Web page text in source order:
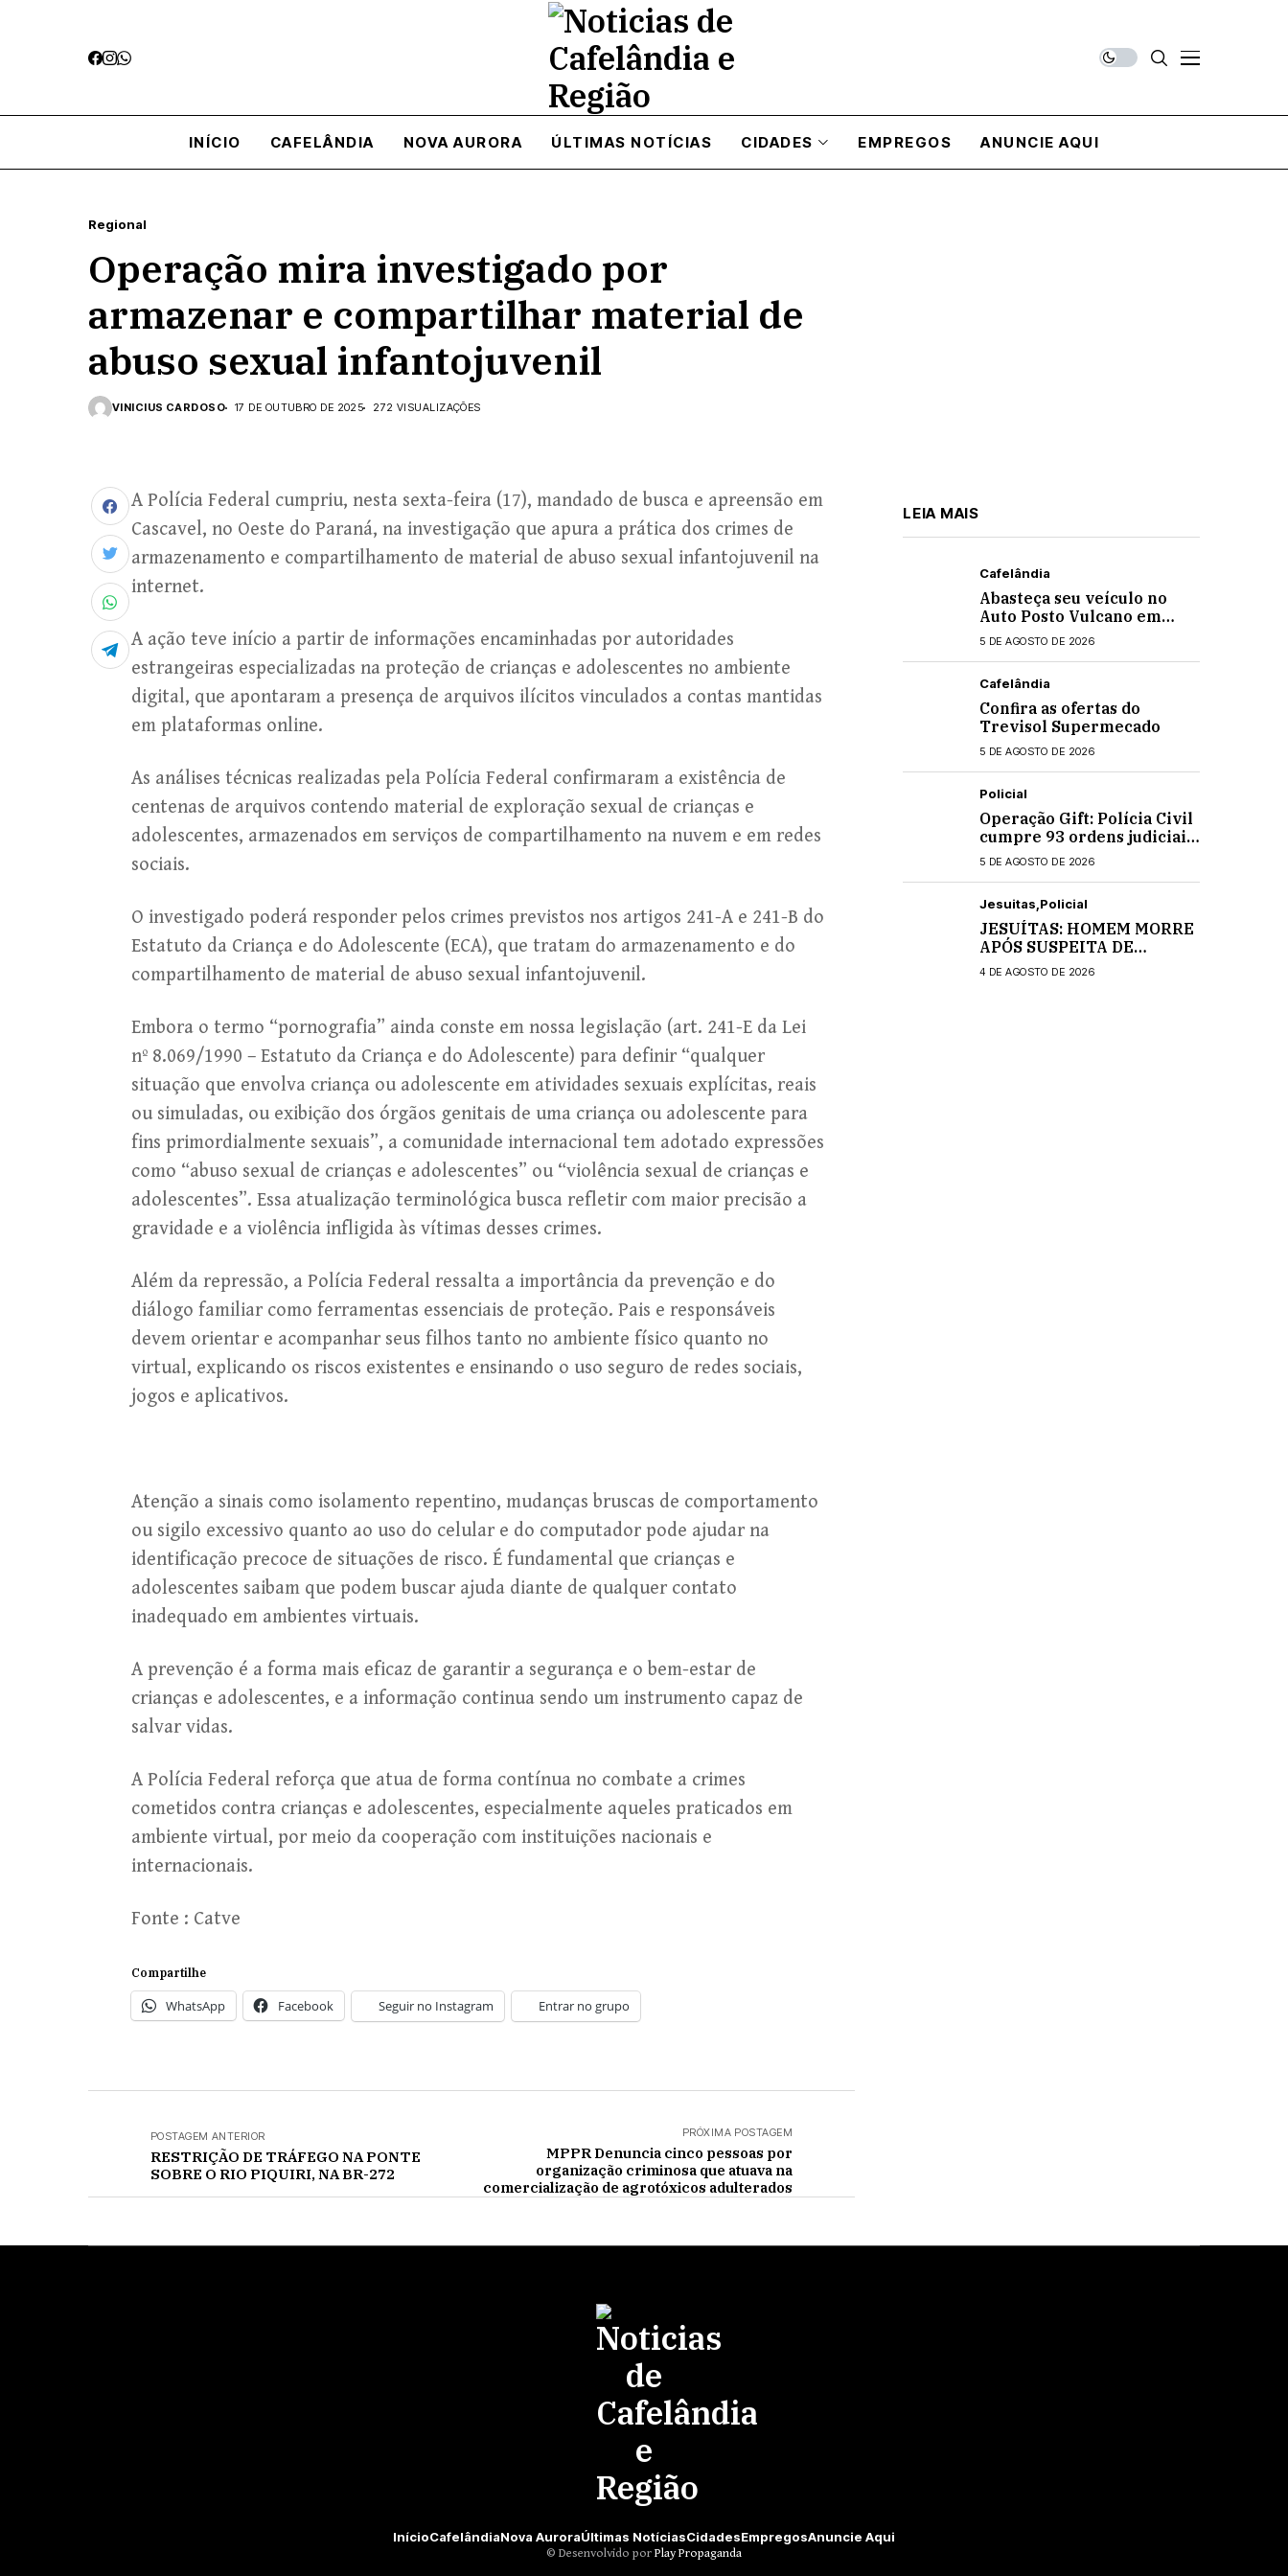
INÍCIO CAFELÂNDIA NOVA AURORA ÚLTIMAS NOTÍCIAS CIDADES EMPREGOS ANUNCIE AQUI
Regional
Operação mira investigado por
armazenar e compartilhar material de
abuso sexual infantojuvenil
VINICIUS CARDOSO 17 DE OUTUBRO DE 2025 272 VISUALIZAÇÕES
A Polícia Federal cumpriu, nesta sexta-feira (17), mandado de busca e apreensão em
Cascavel, no Oeste do Paraná, na investigação que apura a prática dos crimes de
armazenamento e compartilhamento de material de abuso sexual infantojuvenil na
internet.
A ação teve início a partir de informações encaminhadas por autoridades
estrangeiras especializadas na proteção de crianças e adolescentes no ambiente
digital, que apontaram a presença de arquivos ilícitos vinculados a contas mantidas
em plataformas online.
As análises técnicas realizadas pela Polícia Federal confirmaram a existência de
centenas de arquivos contendo material de exploração sexual de crianças e
adolescentes, armazenados em serviços de compartilhamento na nuvem e em redes
sociais.
O investigado poderá responder pelos crimes previstos nos artigos 241-A e 241-B do
Estatuto da Criança e do Adolescente (ECA), que tratam do armazenamento e do
compartilhamento de material de abuso sexual infantojuvenil.
Embora o termo “pornografia” ainda conste em nossa legislação (art. 241-E da Lei
nº 8.069/1990 – Estatuto da Criança e do Adolescente) para definir “qualquer
situação que envolva criança ou adolescente em atividades sexuais explícitas, reais
ou simuladas, ou exibição dos órgãos genitais de uma criança ou adolescente para
fins primordialmente sexuais”, a comunidade internacional tem adotado expressões
como “abuso sexual de crianças e adolescentes” ou “violência sexual de crianças e
adolescentes”. Essa atualização terminológica busca refletir com maior precisão a
gravidade e a violência infligida às vítimas desses crimes.
Além da repressão, a Polícia Federal ressalta a importância da prevenção e do
diálogo familiar como ferramentas essenciais de proteção. Pais e responsáveis
devem orientar e acompanhar seus filhos tanto no ambiente físico quanto no
virtual, explicando os riscos existentes e ensinando o uso seguro de redes sociais,
jogos e aplicativos.
Atenção a sinais como isolamento repentino, mudanças bruscas de comportamento
ou sigilo excessivo quanto ao uso do celular e do computador pode ajudar na
identificação precoce de situações de risco. É fundamental que crianças e
adolescentes saibam que podem buscar ajuda diante de qualquer contato
inadequado em ambientes virtuais.
A prevenção é a forma mais eficaz de garantir a segurança e o bem-estar de
crianças e adolescentes, e a informação continua sendo um instrumento capaz de
salvar vidas.
A Polícia Federal reforça que atua de forma contínua no combate a crimes
cometidos contra crianças e adolescentes, especialmente aqueles praticados em
ambiente virtual, por meio da cooperação com instituições nacionais e
internacionais.
Fonte : Catve
Compartilhe
WhatsApp Facebook Seguir no Instagram Entrar no grupo
POSTAGEM ANTERIOR
RESTRIÇÃO DE TRÁFEGO NA PONTE
SOBRE O RIO PIQUIRI, NA BR-272
PRÓXIMA POSTAGEM
MPPR Denuncia cinco pessoas por
organização criminosa que atuava na
comercialização de agrotóxicos adulterados
LEIA MAIS
Cafelândia
Abasteça seu veículo no
Auto Posto Vulcano em
Cafelândia
5 DE AGOSTO DE 2026
Cafelândia
Confira as ofertas do
Trevisol Supermecado
5 DE AGOSTO DE 2026
Policial
Operação Gift: Polícia Civil
cumpre 93 ordens judiciais
no Paraná e Santa Catarina
5 DE AGOSTO DE 2026
Jesuitas Policial
JESUÍTAS: HOMEM MORRE
APÓS SUSPEITA DE
INTOXICAÇÃO
4 DE AGOSTO DE 2026
InícioCafelândiaNova AuroraÚltimas NotíciasCidadesEmpregosAnuncie Aqui
©️ Desenvolvido por Play Propaganda